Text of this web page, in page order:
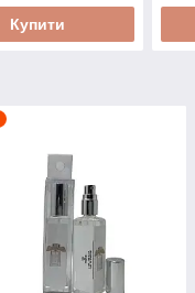
Купити